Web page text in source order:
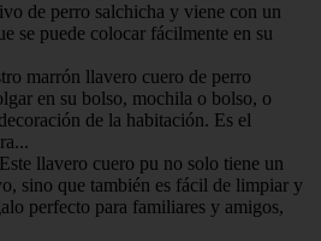
de perro salchicha y viene con un
se puede colocar fácilmente en su
marrón llavero cuero de perro
en su bolso, mochila o bolso, o
de la habitación. Es el
llavero cuero pu no solo tiene un
sino que también es fácil de limpiar y
perfecto para familiares y amigos,